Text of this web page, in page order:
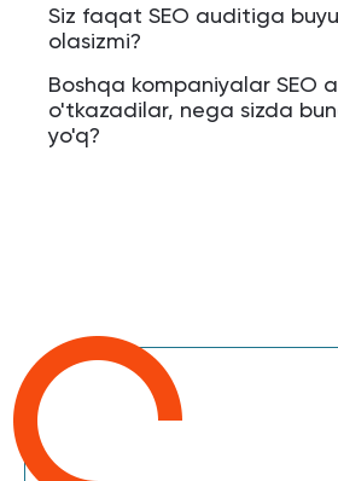
Siz faqat SEO auditiga
olasizmi?
Boshqa kompaniyalar SEO
o'tkazadilar, nega sizda
yo'q?